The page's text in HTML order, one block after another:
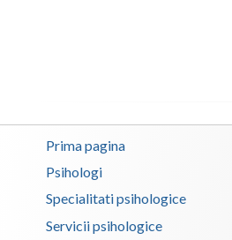
Prima pagina
Psihologi
Specialitati psihologice
Servicii psihologice